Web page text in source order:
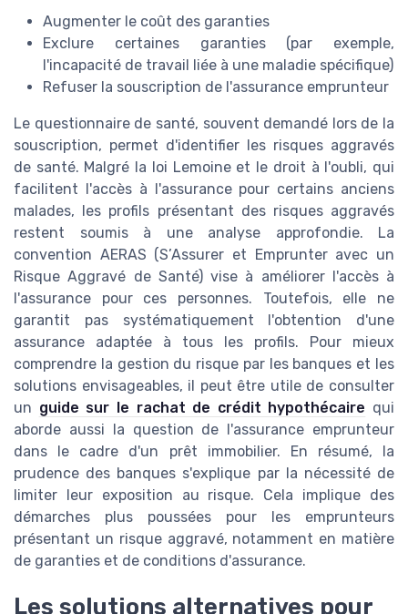
Augmenter le coût des garanties
Exclure certaines garanties (par exemple,
l'incapacité de travail liée à une maladie spécifique)
Refuser la souscription de l'assurance emprunteur
Le questionnaire de santé, souvent demandé lors de la
souscription, permet d'identifier les risques aggravés
de santé. Malgré la loi Lemoine et le droit à l'oubli, qui
facilitent l'accès à l'assurance pour certains anciens
malades, les profils présentant des risques aggravés
restent soumis à une analyse approfondie. La
convention AERAS (S’Assurer et Emprunter avec un
Risque Aggravé de Santé) vise à améliorer l'accès à
l'assurance pour ces personnes. Toutefois, elle ne
garantit pas systématiquement l'obtention d'une
assurance adaptée à tous les profils. Pour mieux
comprendre la gestion du risque par les banques et les
solutions envisageables, il peut être utile de consulter
un guide sur le rachat de crédit hypothécaire qui
aborde aussi la question de l'assurance emprunteur
dans le cadre d'un prêt immobilier. En résumé, la
prudence des banques s'explique par la nécessité de
limiter leur exposition au risque. Cela implique des
démarches plus poussées pour les emprunteurs
présentant un risque aggravé, notamment en matière
de garanties et de conditions d'assurance.
Les solutions alternatives pour